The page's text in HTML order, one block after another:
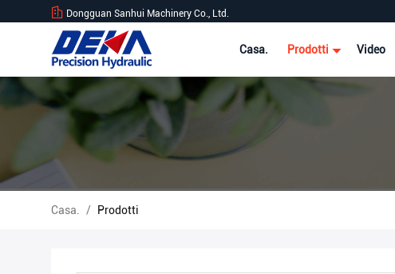
Dongguan Sanhui Machinery Co., Ltd.
Casa. Prodotti Video
Casa. / Prodotti